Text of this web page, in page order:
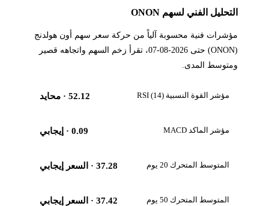
التحليل الفني لسهم ONON
مؤشرات فنية محسوبة آلياً من حركة سعر سهم أون هولدنج
(ONON) حتى 2026-08-07، تقرأ زخم السهم واتجاهه قصير
ومتوسط المدى.
مؤشر القوة النسبية RSI (14) 52.12· محايد
مؤشر الماكد MACD 0.09· إيجابي
المتوسط المتحرك 20 يوم 37.28· السعر إيجابي
المتوسط المتحرك 50 يوم 37.42· السعر إيجابي